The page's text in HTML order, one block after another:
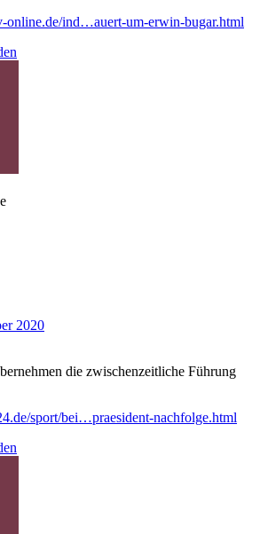
online.de/ind…auert-um-erwin-bugar.html
2020
die zwischenzeitliche Führung
sport/bei…praesident-nachfolge.html